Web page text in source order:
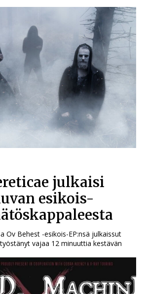
julkaisi
esikois-
Ov Behest -esikois-EP:nsä julkaissut
vajaa 12 minuuttia kestävän